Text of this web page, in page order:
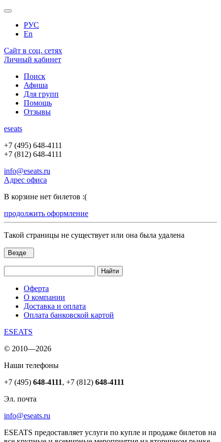
РУС
En
Сайт в соц. сетях
Личный кабинет
Поиск
Афиша
Для групп
Помощь
Отзывы
eseats
+7 (495) 648-4111
+7 (812) 648-4111
info@eseats.ru
Адрес офиса
В корзине нет билетов :(
продолжить оформление
Такой страницы не существует или она была удалена
Везде
Найти
Оферта
О компании
Доставка и оплата
Оплата банковской картой
ESEATS
© 2010—2026
Наши телефоны
+7 (495) 648-4111, +7 (812) 648-4111
Эл. почта
info@eseats.ru
ESEATS предоставляет услуги по купле и продаже билетов на